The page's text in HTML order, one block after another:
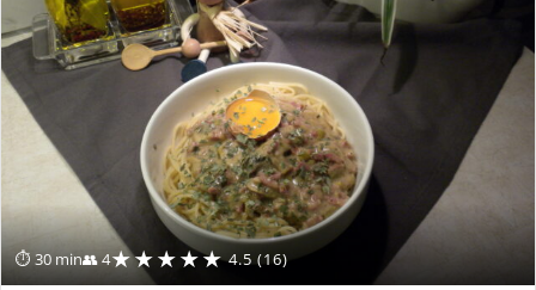
⏱ 30 min👥 4★★★★★ 4.5 (16)